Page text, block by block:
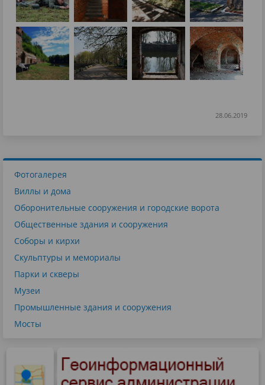
28.06.2019
Фотогалерея
Виллы и дома
Оборонительные сооружения и городские ворота
Общественные здания и сооружения
Соборы и кирхи
Скульптуры и мемориалы
Парки и скверы
Музеи
Промышленные здания и сооружения
Мосты